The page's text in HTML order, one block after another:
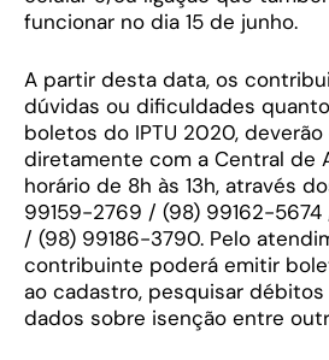
funcionar no dia 15 de junho.
A partir desta data, os
dúvidas ou dificuldades
boletos do IPTU 2020,
diretamente com a Central de
horário de 8h às 13h, através
99159-2769 / (98) 99162-
/ (98) 99186-3790. Pelo
contribuinte poderá emitir
ao cadastro, pesquisar
dados sobre isenção entre